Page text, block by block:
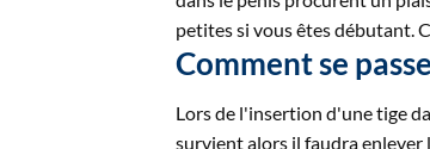
petites si vous êtes débutant.
Comment se
Lors de l'insertion d'une tige
survient alors il faudra enlever